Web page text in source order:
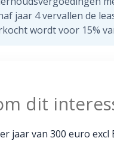
jaar 4 vervallen de
wordt voor 15%
dit
jaar van 300 euro excl